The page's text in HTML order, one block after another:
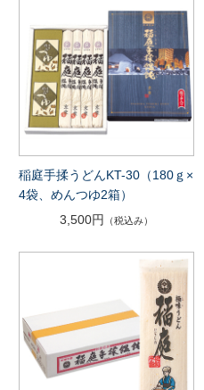
稲庭手揉うどんKT-30（180ｇ×
4袋、めんつゆ2箱）
3,500円 （税込み）